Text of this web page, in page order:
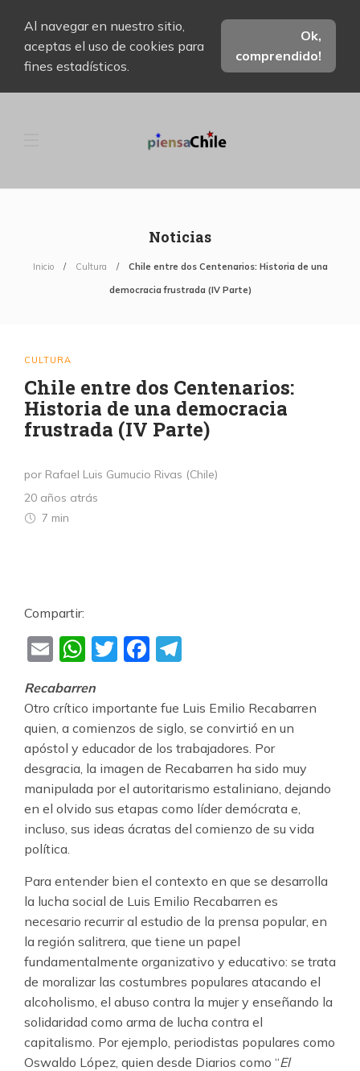
Al navegar en nuestro sitio,
aceptas el uso de cookies para
fines estadísticos.
Ok,
comprendido!
Noticias
Inicio Cultura Chile entre dos Centenarios: Historia de una
democracia frustrada (IV Parte)
CULTURA
Chile entre dos Centenarios:
Historia de una democracia
frustrada (IV Parte)
por Rafael Luis Gumucio Rivas (Chile)
20 años atrás
7 min
Compartir:
EmailWhatsApp
TwitterFacebook
Recabarren
Otro crítico importante fue Luis Emilio Recabarren
quien, a comienzos de siglo, se convirtió en un
apóstol y educador de los trabajadores. Por
desgracia, la imagen de Recabarren ha sido muy
manipulada por el autoritarismo estaliniano, dejando
en el olvido sus etapas como líder demócrata e,
incluso, sus ideas ácratas del comienzo de su vida
política.
Para entender bien el contexto en que se desarrolla
la lucha social de Luis Emilio Recabarren es
necesario recurrir al estudio de la prensa popular, en
la región salitrera, que tiene un papel
fundamentalmente organizativo y educativo: se trata
de moralizar las costumbres populares atacando el
alcoholismo, el abuso contra la mujer y enseñando la
solidaridad como arma de lucha contra el
capitalismo. Por ejemplo, periodistas populares como
Oswaldo López, quien desde Diarios como “El